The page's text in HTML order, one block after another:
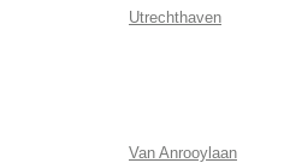
Utrechthaven
Van Anrooylaan